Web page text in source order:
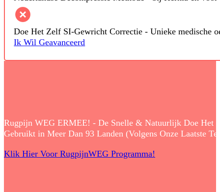
Doe Het Zelf SI-Gewricht Correctie - Unieke medische
Ik Wil Geavanceerd
Rugpijn WEG ERMEE! - De Snelle & Natuurlijk Doe Het
Gebruikt in Meer Dan 93 Landen (Volgens Onze Laatste
Klik Hier Voor RugpijnWEG Programma!